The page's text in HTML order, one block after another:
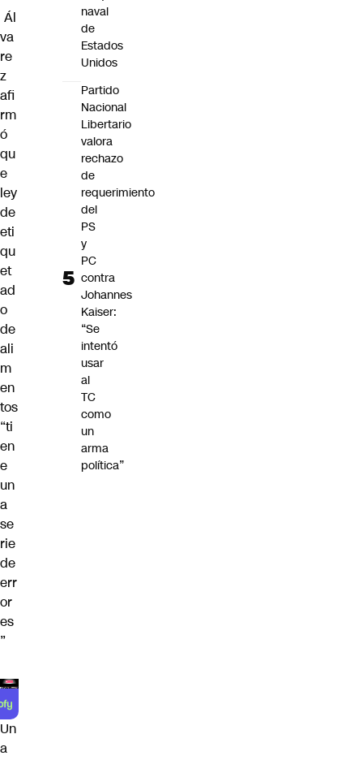
Ál
va
re
z
afi
rm
ó
qu
e
ley
de
eti
qu
et
ad
o
de
ali
m
en
tos
“ti
en
e
un
a
se
rie
de
err
or
es
”
Un
a
naval
de
Estados
Unidos
Partido
Nacional
Libertario
valora
rechazo
de
requerimiento
del
PS
y
PC
contra
Johannes
Kaiser:
“Se
intentó
usar
al
TC
como
un
arma
política”